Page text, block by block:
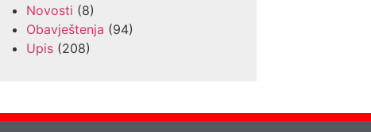
Novosti (8)
Obavještenja (94)
Upis(208)